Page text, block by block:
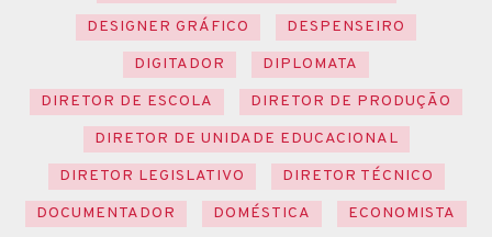
DESIGNER GRÁFICO
DESPENSEIRO
DIGITADOR
DIPLOMATA
DIRETOR DE ESCOLA
DIRETOR DE PRODUÇÃO
DIRETOR DE UNIDADE EDUCACIONAL
DIRETOR LEGISLATIVO
DIRETOR TÉCNICO
DOCUMENTADOR
DOMÉSTICA
ECONOMISTA